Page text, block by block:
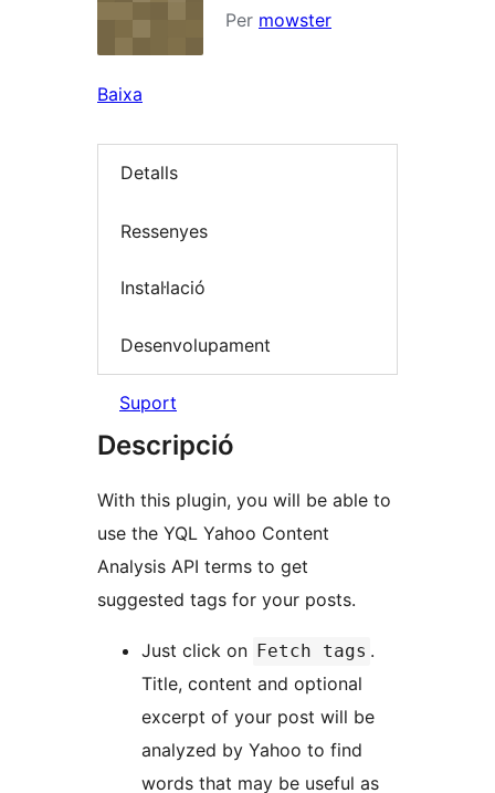
Per mowster
Baixa
Detalls
Ressenyes
Instal·lació
Desenvolupament
Suport
Descripció
With this plugin, you will be able to
use the YQL Yahoo Content
Analysis API terms to get
suggested tags for your posts.
Just click on Fetch tags .
Title, content and optional
excerpt of your post will be
analyzed by Yahoo to find
words that may be useful as